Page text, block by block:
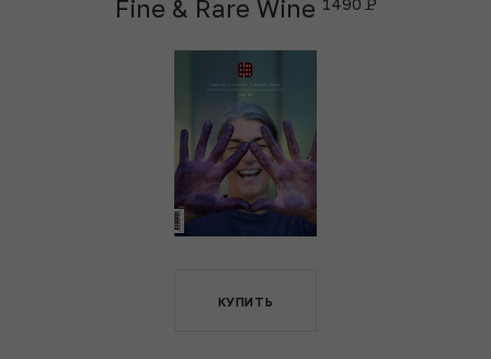
Fine & Rare Wine
КУПИТЬ